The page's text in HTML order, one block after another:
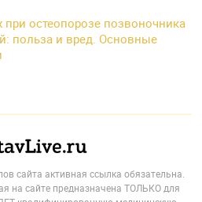
остеопорозе позвоночника
польза и вред. Основные
сайта активная ссылка обязательна.
на сайте предназначена ТОЛЬКО для